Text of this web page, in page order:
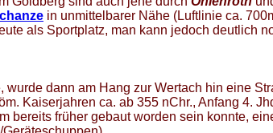
in unmittelbarer Nähe (Luftlinie ca.
als Sportplatz, man kann jedoch deutlich
dann am Hang zur Wertach hin eine
Kaiserjahren ca. ab 355 nChr., Anfang 4.
bereits früher gebaut worden sein konnte,